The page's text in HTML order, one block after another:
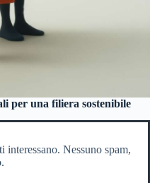
per una filiera sostenibile
interessano. Nessuno spam,